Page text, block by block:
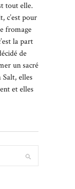
tout elle.
c’est pour
fromage
la part
de
un sacré
Salt, elles
et elles